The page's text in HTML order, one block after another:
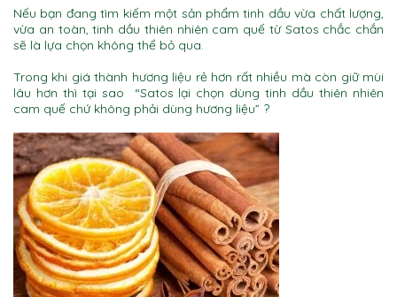
Nếu bạn đang tìm kiếm một sản phẩm tinh dầu vừa chất lượng,
vừa an toàn, tinh dầu thiên nhiên cam quế từ Satos chắc chắn
sẽ là lựa chọn không thể bỏ qua.
Trong khi giá thành hương liệu rẻ hơn rất nhiều mà còn giữ mùi
lâu hơn thì tại sao “Satos lại chọn dùng tinh dầu thiên nhiên
cam quế chứ không phải dùng hương liệu” ?